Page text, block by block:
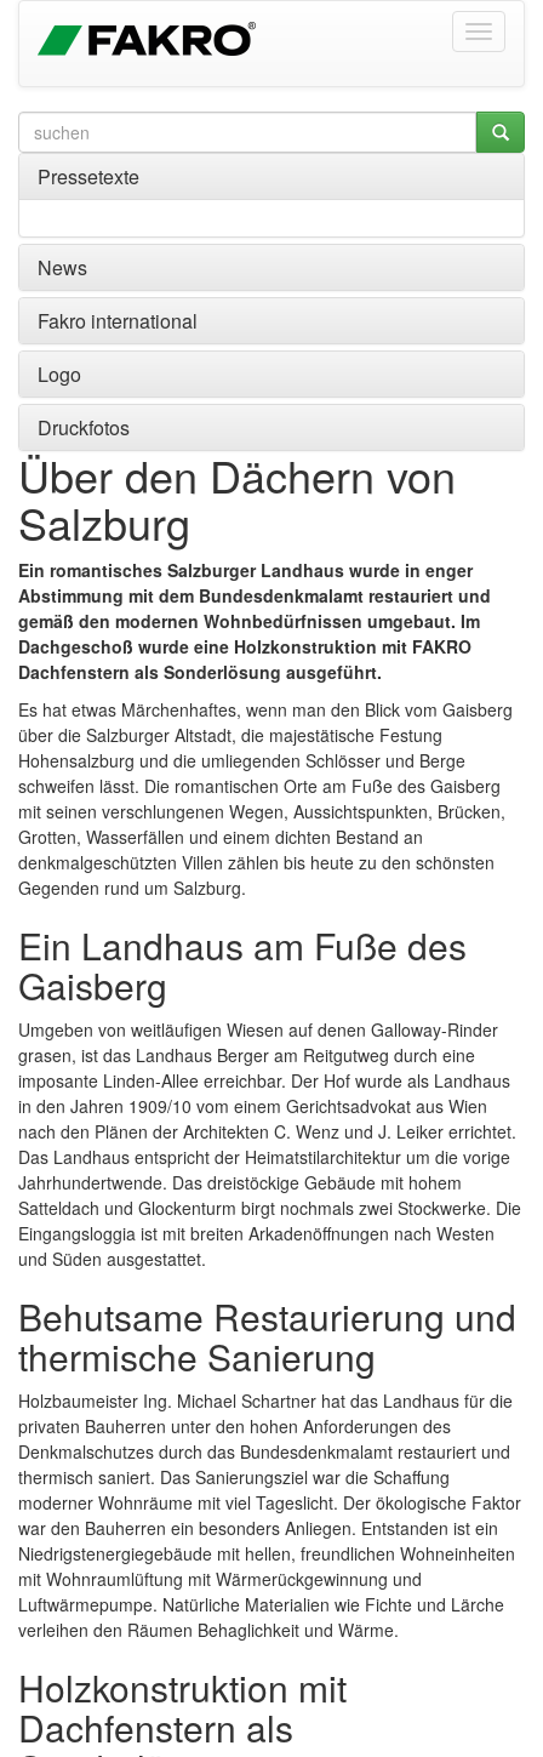
Pressetexte
News
Fakro international
Logo
Druckfotos
Über den Dächern von
Salzburg
Ein romantisches Salzburger Landhaus wurde in enger
Abstimmung mit dem Bundesdenkmalamt restauriert und
gemäß den modernen Wohnbedürfnissen umgebaut. Im
Dachgeschoß wurde eine Holzkonstruktion mit FAKRO
Dachfenstern als Sonderlösung ausgeführt.
Es hat etwas Märchenhaftes, wenn man den Blick vom Gaisberg
über die Salzburger Altstadt, die majestätische Festung
Hohensalzburg und die umliegenden Schlösser und Berge
schweifen lässt. Die romantischen Orte am Fuße des Gaisberg
mit seinen verschlungenen Wegen, Aussichtspunkten, Brücken,
Grotten, Wasserfällen und einem dichten Bestand an
denkmalgeschützten Villen zählen bis heute zu den schönsten
Gegenden rund um Salzburg.
Ein Landhaus am Fuße des
Gaisberg
Umgeben von weitläufigen Wiesen auf denen Galloway-Rinder
grasen, ist das Landhaus Berger am Reitgutweg durch eine
imposante Linden-Allee erreichbar. Der Hof wurde als Landhaus
in den Jahren 1909/10 vom einem Gerichtsadvokat aus Wien
nach den Plänen der Architekten C. Wenz und J. Leiker errichtet.
Das Landhaus entspricht der Heimatstilarchitektur um die vorige
Jahrhundertwende. Das dreistöckige Gebäude mit hohem
Satteldach und Glockenturm birgt nochmals zwei Stockwerke. Die
Eingangsloggia ist mit breiten Arkadenöffnungen nach Westen
und Süden ausgestattet.
Behutsame Restaurierung und
thermische Sanierung
Holzbaumeister Ing. Michael Schartner hat das Landhaus für die
privaten Bauherren unter den hohen Anforderungen des
Denkmalschutzes durch das Bundesdenkmalamt restauriert und
thermisch saniert. Das Sanierungsziel war die Schaffung
moderner Wohnräume mit viel Tageslicht. Der ökologische Faktor
war den Bauherren ein besonders Anliegen. Entstanden ist ein
Niedrigstenergiegebäude mit hellen, freundlichen Wohneinheiten
mit Wohnraumlüftung mit Wärmerückgewinnung und
Luftwärmepumpe. Natürliche Materialien wie Fichte und Lärche
verleihen den Räumen Behaglichkeit und Wärme.
Holzkonstruktion mit
Dachfenstern als